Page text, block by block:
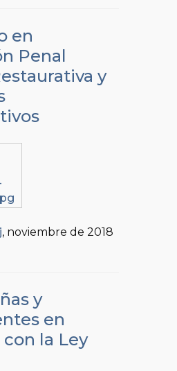
en
Penal
y
, noviembre de 2018
y
en
la Ley